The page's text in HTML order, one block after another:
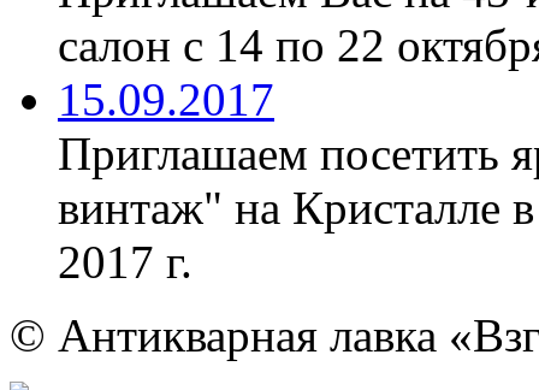
салон с 14 по 22
15.09.2017
Приглашаем посетить
винтаж" на Кристалле
2017 г.
© Антикварная лавка